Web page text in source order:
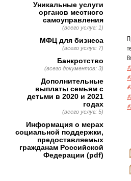
Уникальные услуги
органов местного
самоуправления
(всего услуг: 1)
МФЦ для бизнеса
(всего услуг: 7)
Банкротство
(всего документов: 3)
Дополнительные
выплаты семьям с
детьми в 2020 и 2021
годах
(всего услуг: 5)
Информация о мерах
социальной поддержки,
предоставляемых
гражданам Российской
Федерации (pdf)